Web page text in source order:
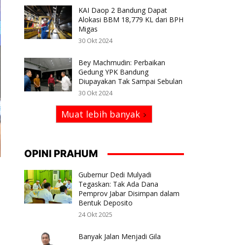
KAI Daop 2 Bandung Dapat
Alokasi BBM 18,779 KL dari BPH
Migas
30 Okt 2024
Bey Machmudin: Perbaikan
Gedung YPK Bandung
Diupayakan Tak Sampai Sebulan
30 Okt 2024
Muat lebih banyak
OPINI PRAHUM
Gubernur Dedi Mulyadi
Tegaskan: Tak Ada Dana
Pemprov Jabar Disimpan dalam
Bentuk Deposito
24 Okt 2025
Banyak Jalan Menjadi Gila